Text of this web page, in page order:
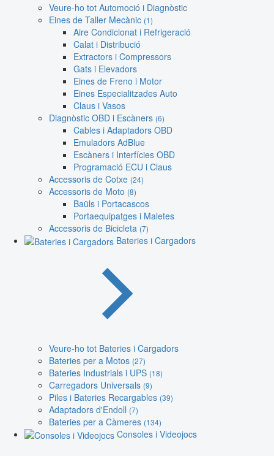
Veure-ho tot Automoció i Diagnòstic
Eines de Taller Mecànic (1)
Aire Condicionat i Refrigeració
Calat i Distribució
Extractors i Compressors
Gats i Elevadors
Eines de Freno i Motor
Eines Especialitzades Auto
Claus i Vasos
Diagnòstic OBD i Escàners (6)
Cables i Adaptadors OBD
Emuladors AdBlue
Escàners i Interfícies OBD
Programació ECU i Claus
Accessoris de Cotxe (24)
Accessoris de Moto (8)
Baüls i Portacascos
Portaequipatges i Maletes
Accessoris de Bicicleta (7)
Bateries i Cargadors
Veure-ho tot Bateries i Cargadors
Bateries per a Motos (27)
Bateries Industrials i UPS (18)
Carregadors Universals (9)
Piles i Bateries Recargables (39)
Adaptadors d'Endoll (7)
Bateries per a Càmeres (134)
Consoles i Videojocs